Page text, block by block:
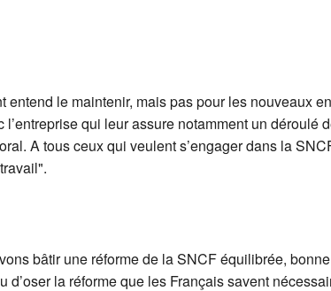
le maintenir, mais pas pour les nouveaux
qui leur assure notamment un déroulé
A tous ceux qui veulent s’engager dans la
bâtir une réforme de la SNCF équilibrée,
la réforme que les Français savent